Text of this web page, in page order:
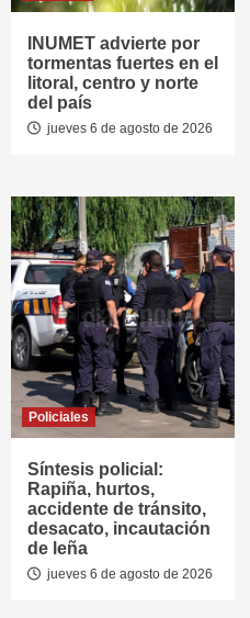
INUMET advierte por
tormentas fuertes en el
litoral, centro y norte
del país
jueves 6 de agosto de 2026
Policiales
Síntesis policial:
Rapiña, hurtos,
accidente de tránsito,
desacato, incautación
de leña
jueves 6 de agosto de 2026